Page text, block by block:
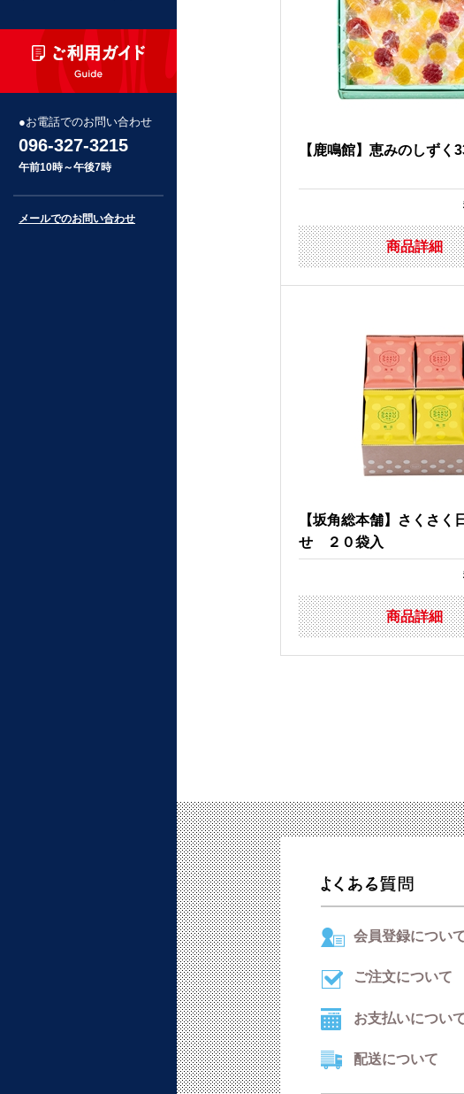
【鹿鳴館】恵みのしずく
商品詳細
【坂角総本舗】さくさく
せ ２０袋入
商品詳細
お電話でのお問い合わせ
096-327-3215
午前10時～午後7時
メールでのお問い合わせ
会員登録につい
ご注文について
お支払いについ
配送について